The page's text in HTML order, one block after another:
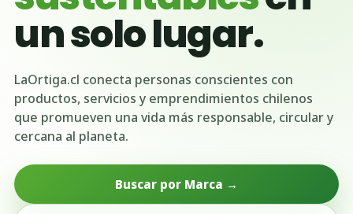
un solo lugar.
LaOrtiga.cl conecta personas conscientes con
productos, servicios y emprendimientos chilenos
que promueven una vida más responsable, circular y
cercana al planeta.
Buscar por Marca →